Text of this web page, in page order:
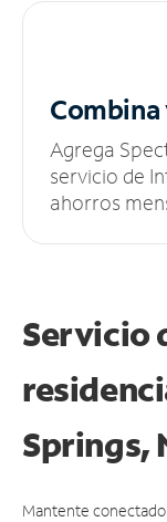
Combina
Agrega
servicio de
ahorros
Servicio
Springs,
Mantente